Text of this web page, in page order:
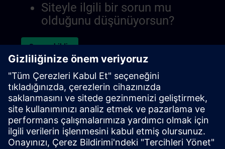
Siteyle ilgili bir sorun mu
olduğunu düşünüyorsun?
Sorunu bildir